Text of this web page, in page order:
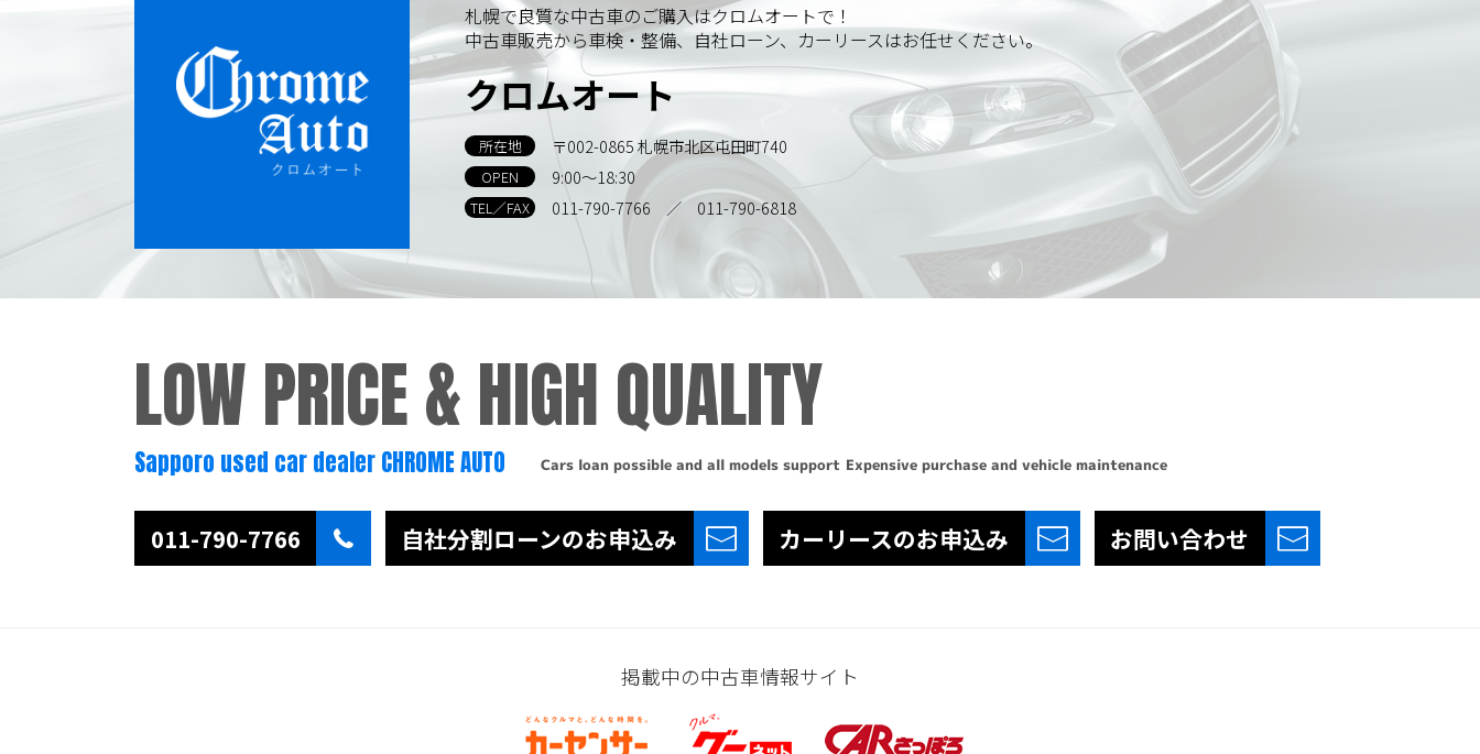
札幌で良質な中古車のご購入はクロムオートで！
中古車販売から車検・整備、自社ローン、カーリースはお任せください。
クロムオート
所在地 〒002-0865 札幌市北区屯田町740
OPEN 9:00～18:30
TEL／FAX 011-790-7766 ／ 011-790-6818
LOW PRICE &HIGH QUALITY
Sapporo used car dealer CHROME AUTO Cars loan possible and all models support Expensive purchase and vehicle maintenance
011-790-7766 自社分割ローンのお申込み カーリースのお申込み お問い合わせ
掲載中の中古車情報サイト